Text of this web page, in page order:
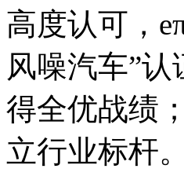
高度认可，
风噪汽车”
得全优战绩
立行业标杆